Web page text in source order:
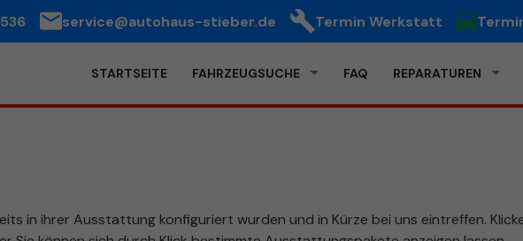
service@autohaus-stieber.de Termin Werkstatt
STARTSEITE FAHRZEUGSUCHE FAQ REPARATUREN
in ihrer Ausstattung konfiguriert wurden und in Kürze bei uns eintreffen.